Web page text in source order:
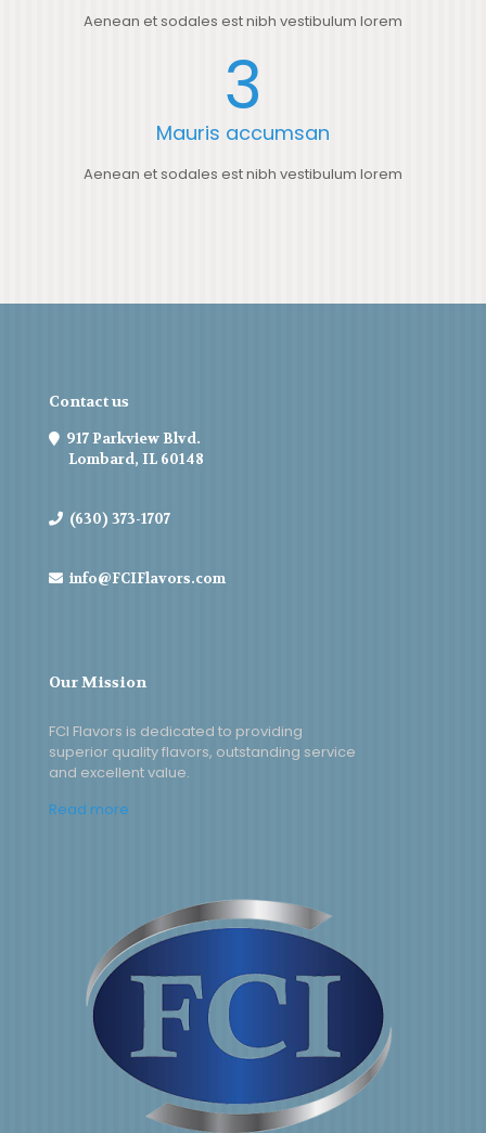
Aenean et sodales est nibh vestibulum lorem
3
Mauris accumsan
Aenean et sodales est nibh vestibulum lorem
Contact us
917 Parkview Blvd.
Lombard, IL 60148
(630) 373-1707
info@FCIFlavors.com
Our Mission
FCI Flavors is dedicated to providing
superior quality flavors, outstanding service
and excellent value.
Read more